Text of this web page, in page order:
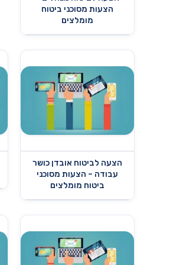
הצעות מסוכני ביטוח
מומלצים
הצעה לביטוח אובדן כושר
עבודה – הצעות מסוכני
ביטוח מומלצים